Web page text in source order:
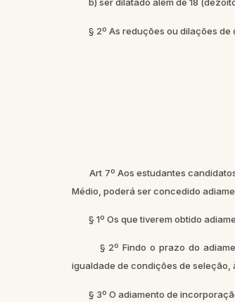
b) ser dilatado além de 18
§ 2º As reduções ou dilações de
Art 7º Aos estudantes
Médio, poderá ser concedido
§ 1º Os que tiverem obtido
§ 2º Findo o prazo do
igualdade de condições de seleção,
§ 3º O adiamento de